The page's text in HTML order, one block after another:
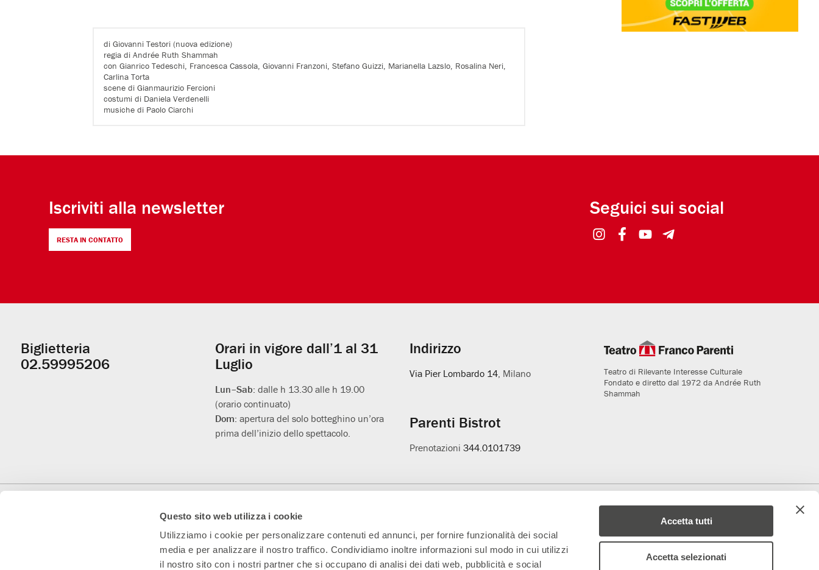
Questo sito web utilizza i cookie
Utilizziamo i cookie per personalizzare contenuti ed annunci, per fornire funzionalità dei social
media e per analizzare il nostro traffico. Condividiamo inoltre informazioni sul modo in cui utilizzi
il nostro sito con i nostri partner che si occupano di analisi dei dati web, pubblicità e social
Accetta tutti
Accetta selezionati
di Giovanni Testori (nuova edizione)
regia di Andrée Ruth Shammah
con Gianrico Tedeschi, Francesca Cassola, Giovanni Franzoni, Stefano Guizzi, Marianella Lazslo, Rosalina Neri,
Carlina Torta
scene di Gianmaurizio Fercioni
costumi di Daniela Verdenelli
musiche di Paolo Ciarchi
Iscriviti alla newsletter
RESTA IN CONTATTO
Seguici sui social
Informazioni
utili
Biglietteria
02.59995206
Orari in vigore dall’1 al 31
Luglio
Lun–Sab: dalle h 13.30 alle h 19.00
(orario continuato)
Dom: apertura del solo botteghino un’ora
prima dell’inizio dello spettacolo.
Indirizzo
Via Pier Lombardo 14 , Milano
Parenti Bistrot
Prenotazioni 344.0101739
Teatro di Rilevante Interesse Culturale
Fondato e diretto dal 1972 da Andrée Ruth
Shammah
Con il sostegno di Teatro Convenzionato Main Partner Media Partner